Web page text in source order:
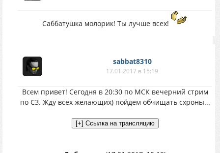
Саббатушка молорик! Ты лучше всех!
sabbat8310
17.01.2017 в 15:19
Всем привет! Сегодня в 20:30 по МСК вечерний стрим
по СЗ. Жду всех желающих) пойдем обчищать схроны...